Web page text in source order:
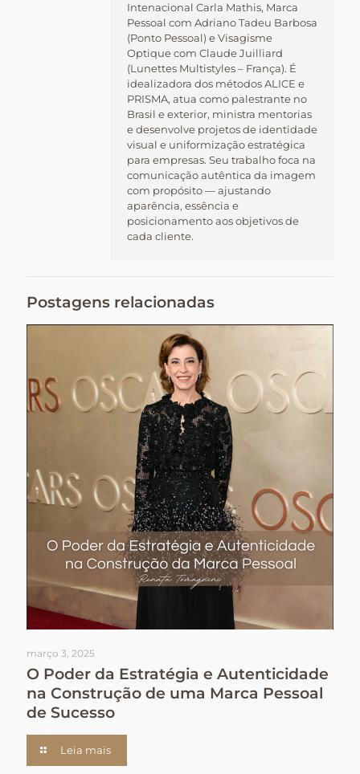
Intenacional Carla Mathis, Marca
Pessoal com Adriano Tadeu Barbosa
(Ponto Pessoal) e Visagisme
Optique com Claude Juilliard
(Lunettes Multistyles – França). É
idealizadora dos métodos ALICE e
PRISMA, atua como palestrante no
Brasil e exterior, ministra mentorias
e desenvolve projetos de identidade
visual e uniformização estratégica
para empresas. Seu trabalho foca na
comunicação autêntica da imagem
com propósito — ajustando
aparência, essência e
posicionamento aos objetivos de
cada cliente.
Postagens relacionadas
março 3, 2025
O Poder da Estratégia e Autenticidade
na Construção de uma Marca Pessoal
de Sucesso
Leia mais